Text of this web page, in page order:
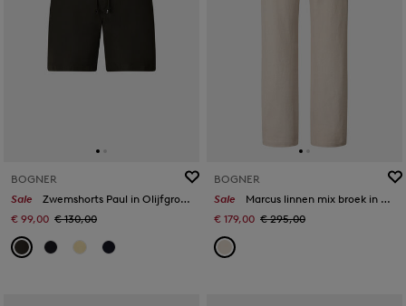
BOGNER
Sale
Zwemshorts Paul in Olijfgroen
€ 99,00 € 130,00
BOGNER
Sale
Marcus linnen mix broek in Zand
€ 179,00 € 295,00